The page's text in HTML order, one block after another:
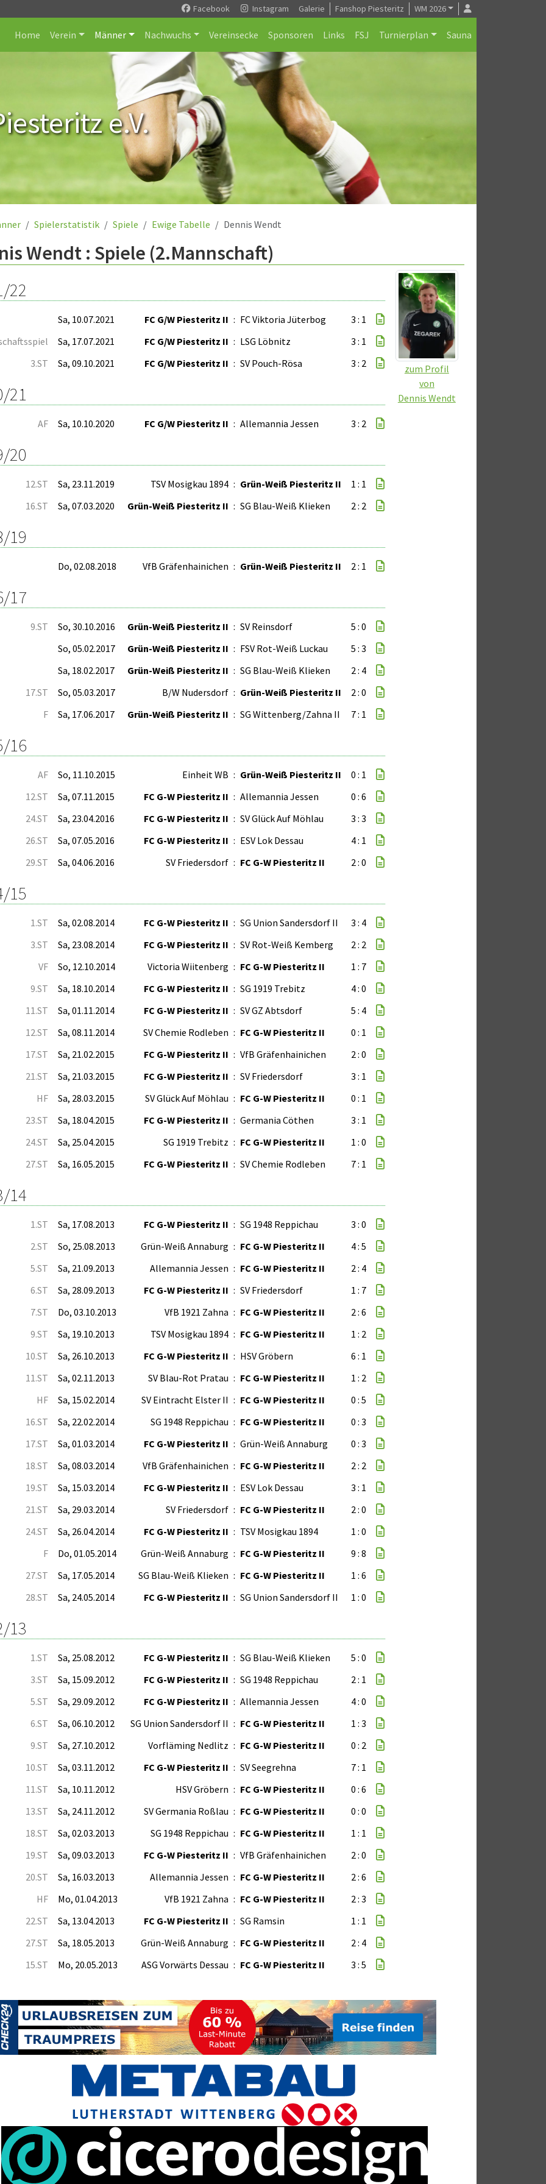
Facebook Instagram Galerie Fanshop Piesteritz WM 2026
Home Verein Männer Nachwuchs Vereinsecke Sponsoren Links FSJ Turnierplan Sauna
e.V.
Spielerstatistik Spiele Ewige Tabelle Dennis Wendt
Wendt : Spiele (2.Mannschaft)
zum Profil
von
Dennis Wendt
22
Sa, 10.07.2021 FC G/W Piesteritz II : FC Viktoria Jüterbog
3 : 1
Sa, 17.07.2021 FC G/W Piesteritz II : LSG Löbnitz
3 : 1
3.ST
Sa, 09.10.2021 FC G/W Piesteritz II : SV Pouch-Rösa 3 : 2
21
AF Sa, 10.10.2020 FC G/W Piesteritz II : Allemannia Jessen 3 : 2
20
12.ST Sa, 23.11.2019 TSV Mosigkau 1894 : Grün-Weiß Piesteritz II
1 : 1
16.ST
Sa, 07.03.2020 Grün-Weiß Piesteritz II : SG Blau-Weiß Klieken 2 : 2
19
Do, 02.08.2018 VfB Gräfenhainichen : Grün-Weiß Piesteritz II 2 : 1
17
9.ST So, 30.10.2016 Grün-Weiß Piesteritz II : SV Reinsdorf
5 : 0
So, 05.02.2017
Grün-Weiß Piesteritz II : FSV Rot-Weiß Luckau
5 : 3
Sa, 18.02.2017
Grün-Weiß Piesteritz II : SG Blau-Weiß Klieken
2 : 4
17.ST
So, 05.03.2017 B/W Nudersdorf : Grün-Weiß Piesteritz II
2 : 0
F
Sa, 17.06.2017 Grün-Weiß Piesteritz II : SG Wittenberg/Zahna II 7 : 1
16
AF So, 11.10.2015 Einheit WB : Grün-Weiß Piesteritz II
0 : 1
12.ST
Sa, 07.11.2015 FC G-W Piesteritz II : Allemannia Jessen
0 : 6
24.ST
Sa, 23.04.2016 FC G-W Piesteritz II : SV Glück Auf Möhlau
3 : 3
26.ST
Sa, 07.05.2016 FC G-W Piesteritz II : ESV Lok Dessau
4 : 1
29.ST
Sa, 04.06.2016 SV Friedersdorf : FC G-W Piesteritz II 2 : 0
15
1.ST Sa, 02.08.2014 FC G-W Piesteritz II : SG Union Sandersdorf II
3 : 4
3.ST
Sa, 23.08.2014 FC G-W Piesteritz II : SV Rot-Weiß Kemberg
2 : 2
VF
So, 12.10.2014 Victoria Wiitenberg : FC G-W Piesteritz II
1 : 7
9.ST
Sa, 18.10.2014 FC G-W Piesteritz II : SG 1919 Trebitz
4 : 0
11.ST
Sa, 01.11.2014 FC G-W Piesteritz II : SV GZ Abtsdorf
5 : 4
12.ST
Sa, 08.11.2014 SV Chemie Rodleben : FC G-W Piesteritz II
0 : 1
17.ST
Sa, 21.02.2015 FC G-W Piesteritz II : VfB Gräfenhainichen
2 : 0
21.ST
Sa, 21.03.2015 FC G-W Piesteritz II : SV Friedersdorf
3 : 1
HF
Sa, 28.03.2015 SV Glück Auf Möhlau : FC G-W Piesteritz II
0 : 1
23.ST
Sa, 18.04.2015 FC G-W Piesteritz II : Germania Cöthen
3 : 1
24.ST
Sa, 25.04.2015 SG 1919 Trebitz : FC G-W Piesteritz II
1 : 0
27.ST
Sa, 16.05.2015 FC G-W Piesteritz II : SV Chemie Rodleben 7 : 1
14
1.ST Sa, 17.08.2013 FC G-W Piesteritz II : SG 1948 Reppichau
3 : 0
2.ST
So, 25.08.2013 Grün-Weiß Annaburg : FC G-W Piesteritz II
4 : 5
5.ST
Sa, 21.09.2013 Allemannia Jessen : FC G-W Piesteritz II
2 : 4
6.ST
Sa, 28.09.2013 FC G-W Piesteritz II : SV Friedersdorf
1 : 7
7.ST
Do, 03.10.2013 VfB 1921 Zahna : FC G-W Piesteritz II
2 : 6
9.ST
Sa, 19.10.2013 TSV Mosigkau 1894 : FC G-W Piesteritz II
1 : 2
10.ST
Sa, 26.10.2013 FC G-W Piesteritz II : HSV Gröbern
6 : 1
11.ST
Sa, 02.11.2013 SV Blau-Rot Pratau : FC G-W Piesteritz II
1 : 2
HF
Sa, 15.02.2014 SV Eintracht Elster II : FC G-W Piesteritz II
0 : 5
16.ST
Sa, 22.02.2014 SG 1948 Reppichau : FC G-W Piesteritz II
0 : 3
17.ST
Sa, 01.03.2014 FC G-W Piesteritz II : Grün-Weiß Annaburg
0 : 3
18.ST
Sa, 08.03.2014 VfB Gräfenhainichen : FC G-W Piesteritz II
2 : 2
19.ST
Sa, 15.03.2014 FC G-W Piesteritz II : ESV Lok Dessau
3 : 1
21.ST
Sa, 29.03.2014 SV Friedersdorf : FC G-W Piesteritz II
2 : 0
24.ST
Sa, 26.04.2014 FC G-W Piesteritz II : TSV Mosigkau 1894
1 : 0
F
Do, 01.05.2014 Grün-Weiß Annaburg : FC G-W Piesteritz II
9 : 8
27.ST
Sa, 17.05.2014 SG Blau-Weiß Klieken : FC G-W Piesteritz II
1 : 6
28.ST
Sa, 24.05.2014 FC G-W Piesteritz II : SG Union Sandersdorf II 1 : 0
13
1.ST Sa, 25.08.2012 FC G-W Piesteritz II : SG Blau-Weiß Klieken
5 : 0
3.ST
Sa, 15.09.2012 FC G-W Piesteritz II : SG 1948 Reppichau
2 : 1
5.ST
Sa, 29.09.2012 FC G-W Piesteritz II : Allemannia Jessen
4 : 0
6.ST
Sa, 06.10.2012 SG Union Sandersdorf II : FC G-W Piesteritz II
1 : 3
9.ST
Sa, 27.10.2012 Vorfläming Nedlitz : FC G-W Piesteritz II
0 : 2
10.ST
Sa, 03.11.2012 FC G-W Piesteritz II : SV Seegrehna
7 : 1
11.ST
Sa, 10.11.2012 HSV Gröbern : FC G-W Piesteritz II
0 : 6
13.ST
Sa, 24.11.2012 SV Germania Roßlau : FC G-W Piesteritz II
0 : 0
18.ST
Sa, 02.03.2013 SG 1948 Reppichau : FC G-W Piesteritz II
1 : 1
19.ST
Sa, 09.03.2013 FC G-W Piesteritz II : VfB Gräfenhainichen
2 : 0
20.ST
Sa, 16.03.2013 Allemannia Jessen : FC G-W Piesteritz II
2 : 6
HF
Mo, 01.04.2013 VfB 1921 Zahna : FC G-W Piesteritz II
2 : 3
22.ST
Sa, 13.04.2013 FC G-W Piesteritz II : SG Ramsin
1 : 1
27.ST
Sa, 18.05.2013 Grün-Weiß Annaburg : FC G-W Piesteritz II
2 : 4
15.ST
Mo, 20.05.2013 ASG Vorwärts Dessau : FC G-W Piesteritz II 3 : 5